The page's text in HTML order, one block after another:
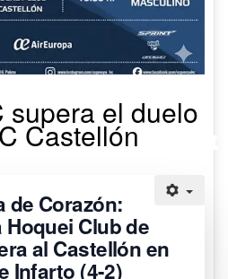
supera el duelo
Castellón
de Corazón:
Hoquei Club de
al Castellón en
Infarto (4-2)